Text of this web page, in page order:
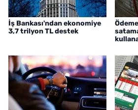
İş Bankası'ndan ekonomiye
3,7 trilyon TL destek